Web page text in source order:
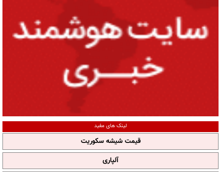
لینک های مفید
قیمت شیشه سکوریت
آلپاری